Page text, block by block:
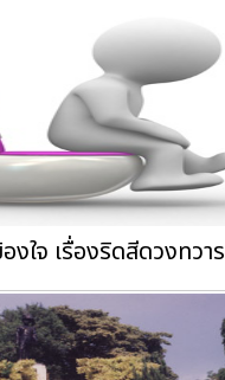
งใจ เรื่องริดสีดวงทวาร